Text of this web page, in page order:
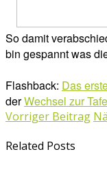
So damit
bin gespannt was
Flashback: Das
derWechsel zur
Vorriger Beitrag
Related Posts